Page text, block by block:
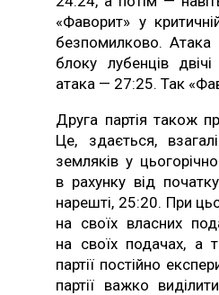
«Фаворит» у
безпомилково. Атака
блоку лубенців
атака — 27:25. Так
Друга партія також
Це, здається,
земляків у
в рахунку від
нарешті, 25:20. При
на своїх власних
на своїх подачах, а
партії постійно
партії важко